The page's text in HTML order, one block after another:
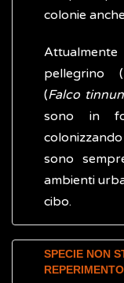
colonie
pellegrino (
(Falco
sono in
sono
ambienti
cibo.
SPECIE NON
REPERIMENTO